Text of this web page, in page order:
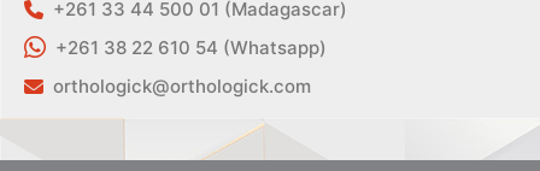
+261 33 44 500 01 (Madagascar)
+261 38 22 610 54 (Whatsapp)
orthologick@orthologick.com